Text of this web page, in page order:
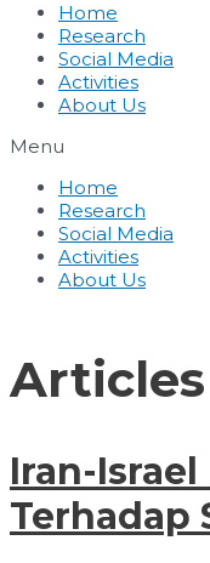
Home
Research
Social Media
Activities
About Us
Menu
Home
Research
Social Media
Activities
About Us
Articles
Iran-
Terhadap